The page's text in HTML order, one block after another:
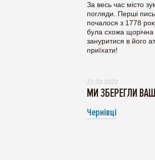
За весь час місто
погляди. Перші
почалося з 1778
була схожа
зануритися в його
приїхати!
22.02.2022
МИ ЗБЕРЕГЛИ
Чернівці